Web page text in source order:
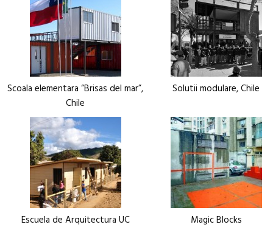
Scoala elementara “Brisas del mar”,
Chile
Solutii modulare, Chile
Escuela de Arquitectura UC Magic Blocks